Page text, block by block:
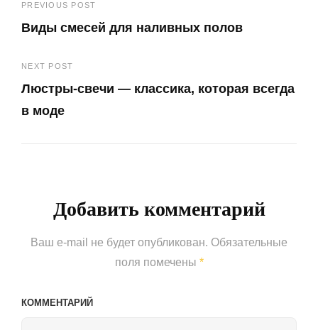
Навигация
по
записям
PREVIOUS POST
Виды смесей для наливных полов
Post
NEXT POST
Люстры-свечи — классика, которая всегда
в моде
Добавить комментарий
Ваш e-mail не будет опубликован. Обязательные
поля помечены *
КОММЕНТАРИЙ